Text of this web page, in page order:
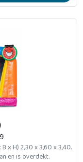
x H) 2,30 x 3,60 x 3,40.
en is overdekt.